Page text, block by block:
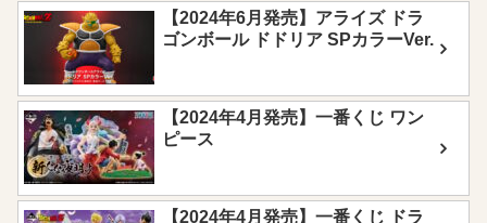
【2024年6月発売】アライズ ドラ
ゴンボール ドドリア SPカラーVer.
【2024年4月発売】一番くじ ワン
ピース
【2024年4月発売】一番くじ ドラ